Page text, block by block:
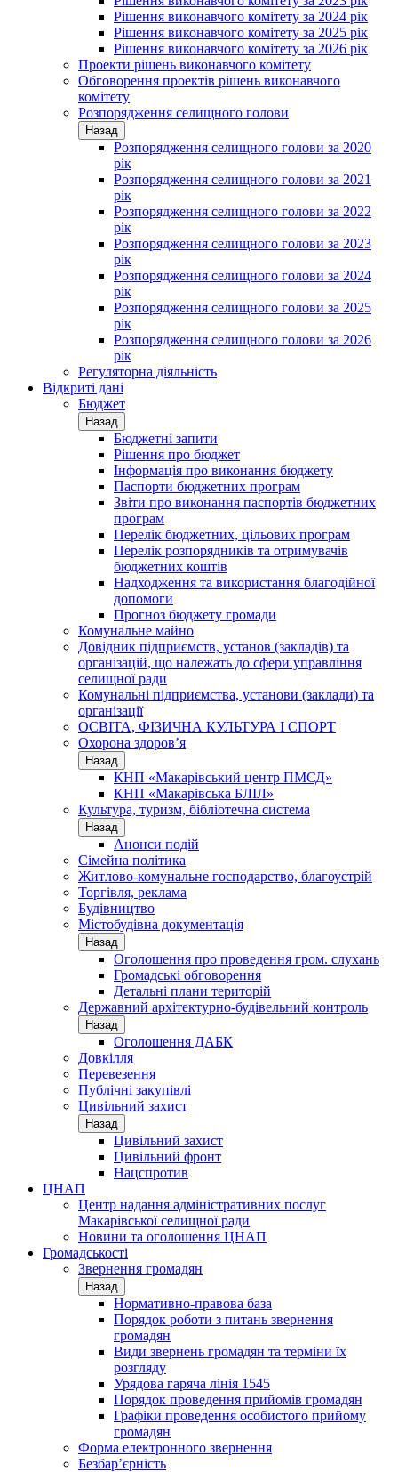
Рішення виконавчого комітету за 2024 рік
Рішення виконавчого комітету за 2025 рік
Рішення виконавчого комітету за 2026 рік
Проекти рішень виконавчого комітету
Обговорення проектів рішень виконавчого
комітету
Розпорядження селищного голови
Назад
Розпорядження селищного голови за 2020
рік
Розпорядження селищного голови за 2021
рік
Розпорядження селищного голови за 2022
рік
Розпорядження селищного голови за 2023
рік
Розпорядження селищного голови за 2024
рік
Розпорядження селищного голови за 2025
рік
Розпорядження селищного голови за 2026
рік
Регуляторна діяльність
Відкриті дані
Бюджет
Назад
Бюджетні запити
Рішення про бюджет
Інформація про виконання бюджету
Паспорти бюджетних програм
Звіти про виконання паспортів бюджетних
програм
Перелік бюджетних, цільових програм
Перелік розпорядників та отримувачів
бюджетних коштів
Надходження та використання благодійної
допомоги
Прогноз бюджету громади
Комунальне майно
Довідник підприємств, установ (закладів) та
організацій, що належать до сфери управління
селищної ради
Комунальні підприємства, установи (заклади) та
організації
ОСВІТА, ФІЗИЧНА КУЛЬТУРА І СПОРТ
Охорона здоров’я
Назад
КНП «Макарівський центр ПМСД»
КНП «Макарівська БЛІЛ»
Культура, туризм, бібліотечна система
Назад
Анонси подій
Сімейна політика
Житлово-комунальне господарство, благоустрій
Торгівля, реклама
Будівництво
Містобудівна документація
Назад
Оголошення про проведення гром. слухань
Громадські обговорення
Детальні плани територій
Державний архітектурно-будівельний контроль
Назад
Оголошення ДАБК
Довкілля
Перевезення
Публічні закупівлі
Цивільний захист
Назад
Цивільний захист
Цивільний фронт
Нацспротив
ЦНАП
Центр надання адміністративних послуг
Макарівської селищної ради
Новини та оголошення ЦНАП
Громадськості
Звернення громадян
Назад
Нормативно-правова база
Порядок роботи з питань звернення
громадян
Види звернень громадян та терміни їх
розгляду
Урядова гаряча лінія 1545
Порядок проведення прийомів громадян
Графіки проведення особистого прийому
громадян
Форма електронного звернення
Безбар’єрність